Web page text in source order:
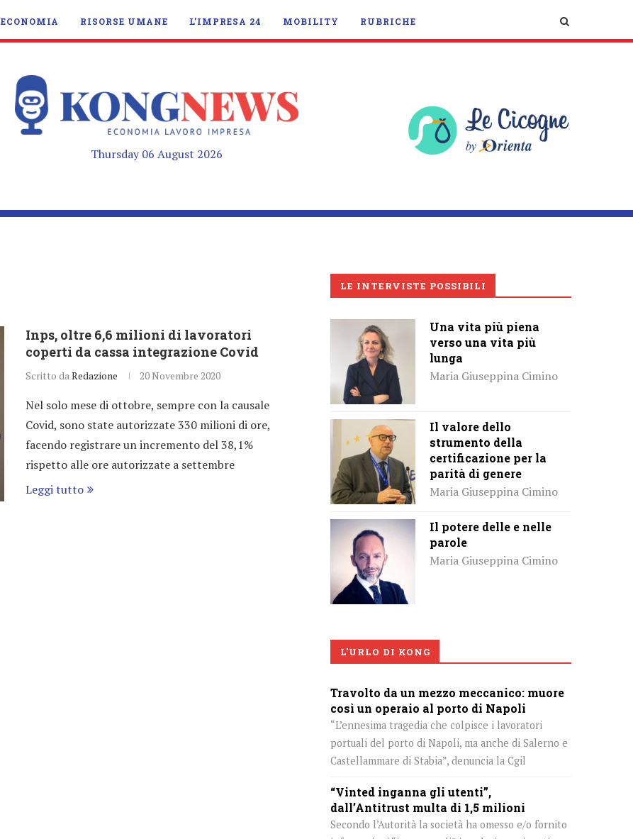
ECONOMIA RISORSE UMANE L’IMPRESA 24 MOBILITY RUBRICHE
Thursday 06 August 2026
Inps, oltre 6,6 milioni di lavoratori
coperti da cassa integrazione Covid
Scritto daRedazione 20 Novembre 2020
Nel solo mese di ottobre, sempre con la causale
Covid, sono state autorizzate 330 milioni di ore,
facendo registrare un incremento del 38,1%
rispetto alle ore autorizzate a settembre
Leggi tutto
LE INTERVISTE POSSIBILI
Una vita più piena
verso una vita più
lunga
Maria Giuseppina Cimino
Il valore dello
strumento della
certificazione per la
parità di genere
Maria Giuseppina Cimino
Il potere delle e nelle
parole
Maria Giuseppina Cimino
L'URLO DI KONG
Travolto da un mezzo meccanico: muore
così un operaio al porto di Napoli
“L’ennesima tragedia che colpisce i lavoratori
portuali del porto di Napoli, ma anche di Salerno e
Castellammare di Stabia”, denuncia la Cgil
“Vinted inganna gli utenti”,
dall’Antitrust multa di 1,5 milioni
Secondo l’Autorità la società ha omesso e/o fornito